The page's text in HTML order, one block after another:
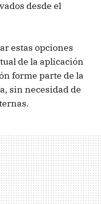
desde el
estas opciones
de la aplicación
forme parte de la
sin necesidad de